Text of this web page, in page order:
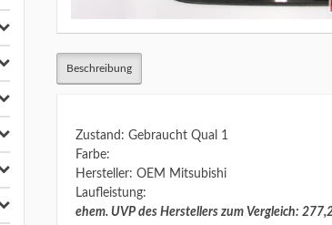
Beschreibung
Zustand: Gebraucht Qual 1
Farbe:
Hersteller: OEM Mitsubishi
Laufleistung:
ehem. UVP des Herstellers zum Vergleich: